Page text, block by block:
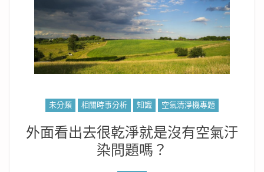
未分類 相關時事分析 知識 空氣清淨機專題
外面看出去很乾淨就是沒有空氣汙
染問題嗎？